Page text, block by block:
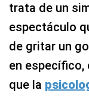
trata de un
espectáculo
de gritar un
en
que la